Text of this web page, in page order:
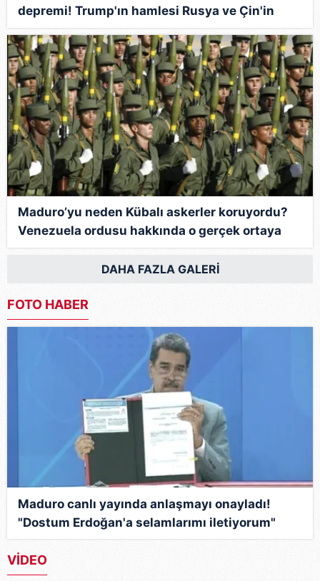
depremi! Trump'ın hamlesi Rusya ve Çin'in
iştahını kabarttı
Maduro’yu neden Kübalı askerler koruyordu?
Venezuela ordusu hakkında o gerçek ortaya
çıktı!
DAHA FAZLA GALERİ
FOTO HABER
Maduro canlı yayında anlaşmayı onayladı!
"Dostum Erdoğan'a selamlarımı iletiyorum"
VİDEO